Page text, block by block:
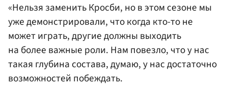
«Нельзя заменить Кросби, но в этом сезоне мы
уже демонстрировали, что когда кто-то не
может играть, другие должны выходить
на более важные роли. Нам повезло, что у нас
такая глубина состава, думаю, у нас достаточно
возможностей побеждать.